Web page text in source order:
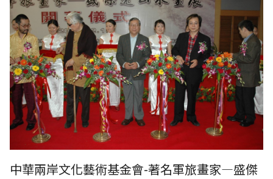
中華兩岸文化藝術基金會-著名軍旅畫家—盛傑